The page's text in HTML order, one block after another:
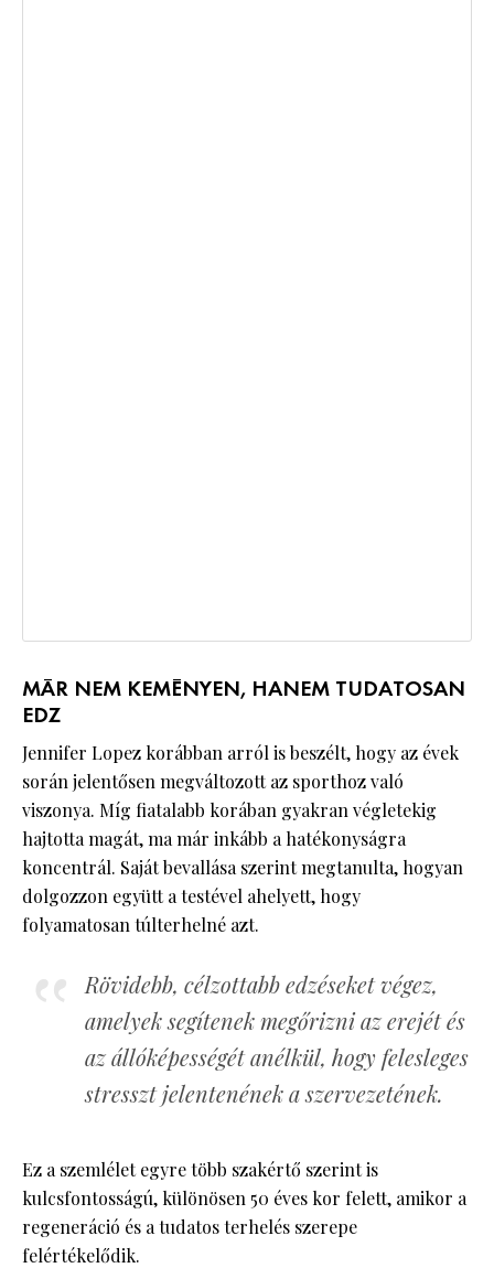
MÁR NEM KEMÉNYEN, HANEM TUDATOSAN
EDZ
Jennifer Lopez korábban arról is beszélt, hogy az évek
során jelentősen megváltozott az sporthoz való
viszonya. Míg fiatalabb korában gyakran végletekig
hajtotta magát, ma már inkább a hatékonyságra
koncentrál. Saját bevallása szerint megtanulta, hogyan
dolgozzon együtt a testével ahelyett, hogy
folyamatosan túlterhelné azt.
Rövidebb, célzottabb edzéseket végez,
amelyek segítenek megőrizni az erejét és
az állóképességét anélkül, hogy felesleges
stresszt jelentenének a szervezetének.
Ez a szemlélet egyre több szakértő szerint is
kulcsfontosságú, különösen 50 éves kor felett, amikor a
regeneráció és a tudatos terhelés szerepe
felértékelődik.